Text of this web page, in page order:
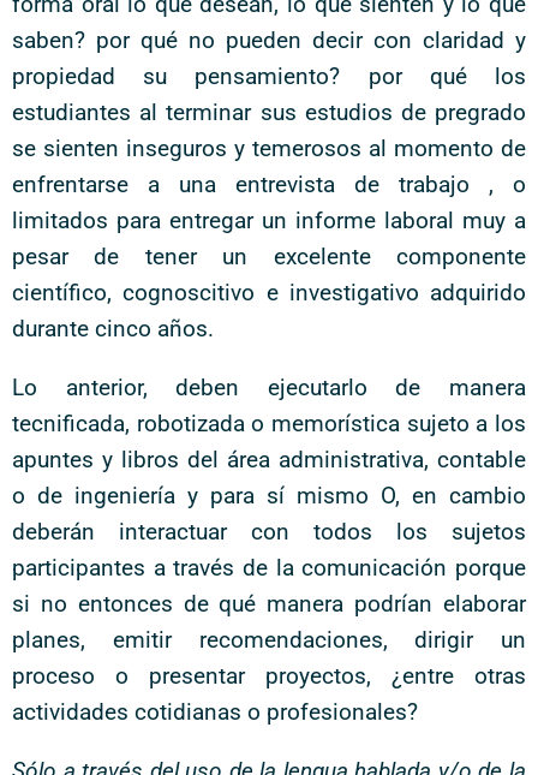
saben? por qué no pueden decir con claridad y
propiedad su pensamiento? por qué los
estudiantes al terminar sus estudios de pregrado
se sienten inseguros y temerosos al momento de
enfrentarse a una entrevista de trabajo , o
limitados para entregar un informe laboral muy a
pesar de tener un excelente componente
científico, cognoscitivo e investigativo adquirido
durante cinco años.
Lo anterior, deben ejecutarlo de manera
tecnificada, robotizada o memorística sujeto a los
apuntes y libros del área administrativa, contable
o de ingeniería y para sí mismo O, en cambio
deberán interactuar con todos los sujetos
participantes a través de la comunicación porque
si no entonces de qué manera podrían elaborar
planes, emitir recomendaciones, dirigir un
proceso o presentar proyectos, ¿entre otras
actividades cotidianas o profesionales?